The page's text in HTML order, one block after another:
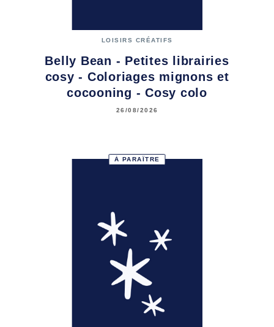
LOISIRS CRÉATIFS
Belly Bean - Petites librairies
cosy - Coloriages mignons et
cocooning - Cosy colo
26/08/2026
À PARAÎTRE